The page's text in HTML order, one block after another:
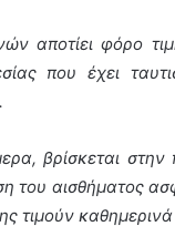
αποτίει φόρο
που έχει
βρίσκεται στην
του αισθήματος
τιμούν